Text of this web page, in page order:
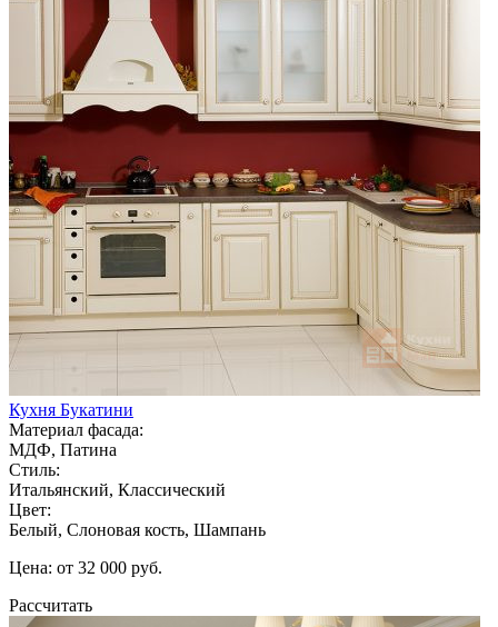
Кухня Букатини
Материал фасада:
МДФ, Патина
Стиль:
Итальянский, Классический
Цвет:
Белый, Слоновая кость, Шампань
Цена: от 32 000 руб.
Рассчитать